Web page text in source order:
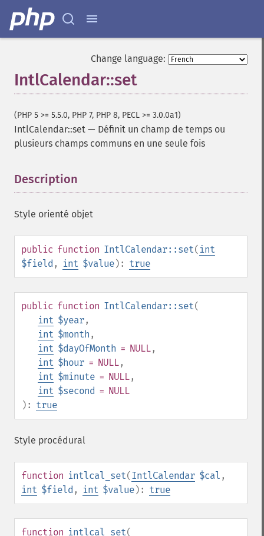
Change language:
IntlCalendar::set
(PHP 5 >= 5.5.0, PHP 7, PHP 8, PECL >= 3.0.0a1)
IntlCalendar::set — Définit un champ de temps ou
plusieurs champs communs en une seule fois
Description
Style orienté objet
public function IntlCalendar::set( int
$field , int $value): true
public function IntlCalendar::set(
int $year,
int $month ,
int $dayOfMonth = NULL,
int $hour = NULL,
int $minute = NULL,
int $second = NULL
): true
Style procédural
function intlcal_set(IntlCalendar $cal ,
int $field , int $value): true
function intlcal_set(